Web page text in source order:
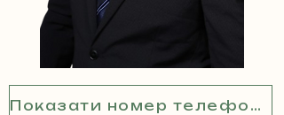
Показати номер телефону